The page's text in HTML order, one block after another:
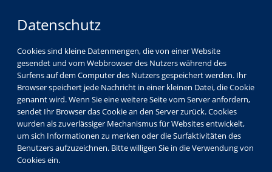
Datenschutz
Cookies sind kleine Datenmengen, die von einer Website
gesendet und vom Webbrowser des Nutzers während des
Surfens auf dem Computer des Nutzers gespeichert werden. Ihr
Browser speichert jede Nachricht in einer kleinen Datei, die Cookie
genannt wird. Wenn Sie eine weitere Seite vom Server anfordern,
sendet Ihr Browser das Cookie an den Server zurück. Cookies
wurden als zuverlässiger Mechanismus für Websites entwickelt,
um sich Informationen zu merken oder die Surfaktivitäten des
Benutzers aufzuzeichnen. Bitte willigen Sie in die Verwendung von
Cookies ein.
Programm Beruf & EDV
EDV
Computer- und Smartphonekurse
EDV-Grundlagen/Windows 11
10-Finger-Schreiben mit System